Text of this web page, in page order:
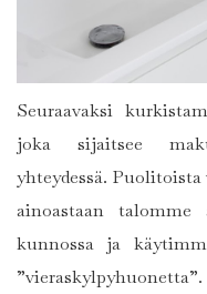
Seuraavaksi
joka sijaitsee
yhteydessä.
ainoastaan talomme
kunnossa ja